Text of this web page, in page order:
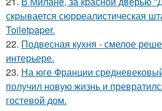
скрывается сюрреалистическая
Toiletpaper.
22. Подвесная кухня - смелое
интерьере.
23. На юге Франции
получил новую жизнь и
гостевой дом.